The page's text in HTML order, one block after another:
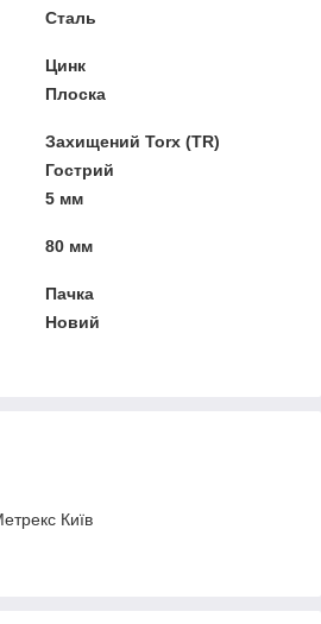
Сталь
Цинк
Плоска
Захищений Torx (TR)
Гострий
5 мм
80 мм
Пачка
Новий
Київ